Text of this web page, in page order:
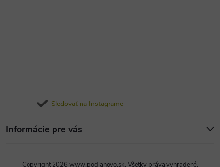
Sledovať na Instagrame
Informácie pre vás
Copyright 2026 www.podlahovo.sk. Všetky práva vyhradené.